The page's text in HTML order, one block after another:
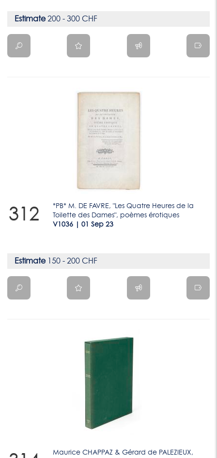
Estimate200 - 300 CHF
312
*PB* M. DE FAVRE, "Les Quatre Heures de la
Toilette des Dames", poèmes érotiques
V1036 | 01 Sep 23
Estimate150 - 200 CHF
Maurice CHAPPAZ & Gérard de PALEZIEUX,